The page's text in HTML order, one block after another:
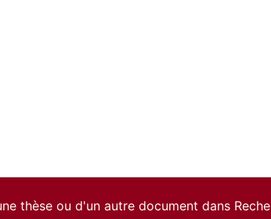
thèse ou d'un autre document dans